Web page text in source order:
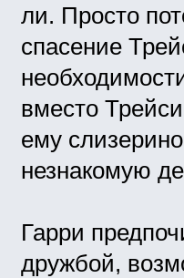
ли. Просто
спасение
вместо
ему
незнакомую
Гарри
дружбой,